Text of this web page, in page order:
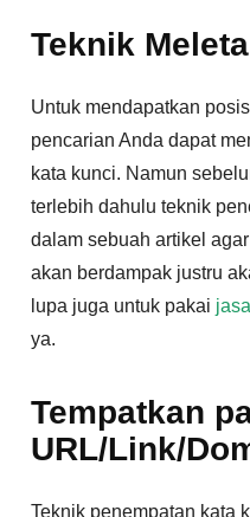
Teknik
Untuk mendapatkan
pencarian Anda dapat
kata kunci. Namun
terlebih dahulu teknik
dalam sebuah artikel
akan berdampak justru
lupa juga untuk pakai
ya.
Tempatkan
URL/Link/
Teknik penempatan kata